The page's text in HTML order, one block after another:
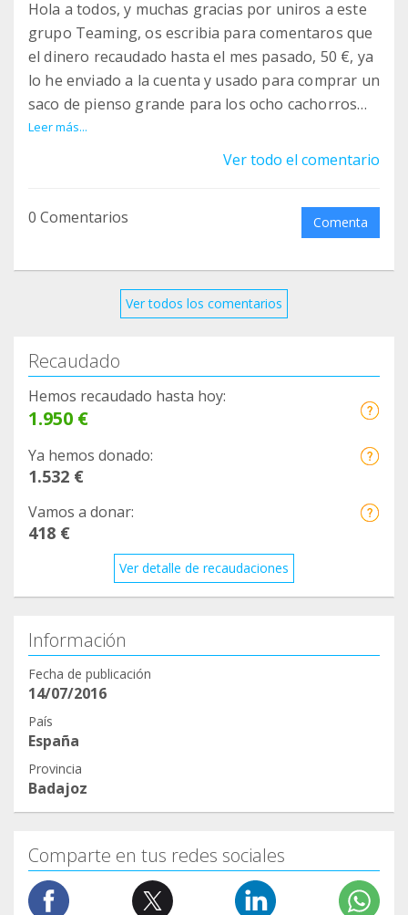
Hola a todos, y muchas gracias por uniros a este
grupo Teaming, os escribia para comentaros que
el dinero recaudado hasta el mes pasado, 50 €, ya
lo he enviado a la cuenta y usado para comprar un
saco de pienso grande para los ocho cachorros
que tengo actualmente acogidos en casa, y unas
latas para LEXa, la gatita que tiene la cadera rota y
https://www.facebook.com/soligatizate/photos/a.1
/1798895537025425/?type=3&theater
Leer más...
Ver todo el comentario
0 Comentarios Comenta
Ver todos los comentarios
Recaudado
Hemos recaudado hasta hoy:
1.950 €
Ya hemos donado:
1.532 €
Vamos a donar:
418 €
Ver detalle de recaudaciones
Información
Fecha de publicación
14/07/2016
País
España
Provincia
Badajoz
Comparte en tus redes sociales